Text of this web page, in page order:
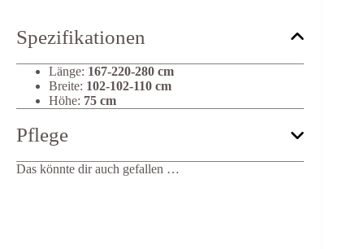
Spezifikationen
Länge: 167-220-280 cm
Breite: 102-102-110 cm
Höhe: 75 cm
Pflege
Das könnte dir auch gefallen …